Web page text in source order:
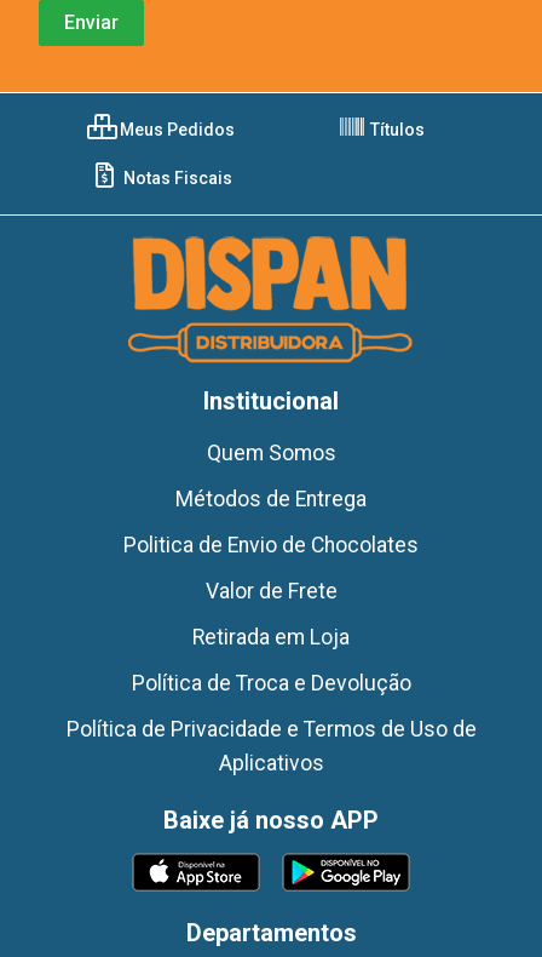
Meus Pedidos Títulos
Notas Fiscais
Institucional
Quem Somos
Métodos de Entrega
Politica de Envio de Chocolates
Valor de Frete
Retirada em Loja
Política de Troca e Devolução
Política de Privacidade e Termos de Uso de
Aplicativos
Baixe já nosso APP
Departamentos